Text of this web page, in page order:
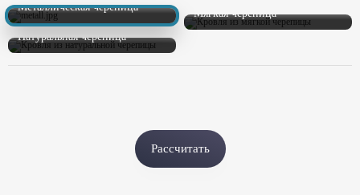
Металлическая черепица
Мягкая черепица
Натуральная черепица
Рассчитать